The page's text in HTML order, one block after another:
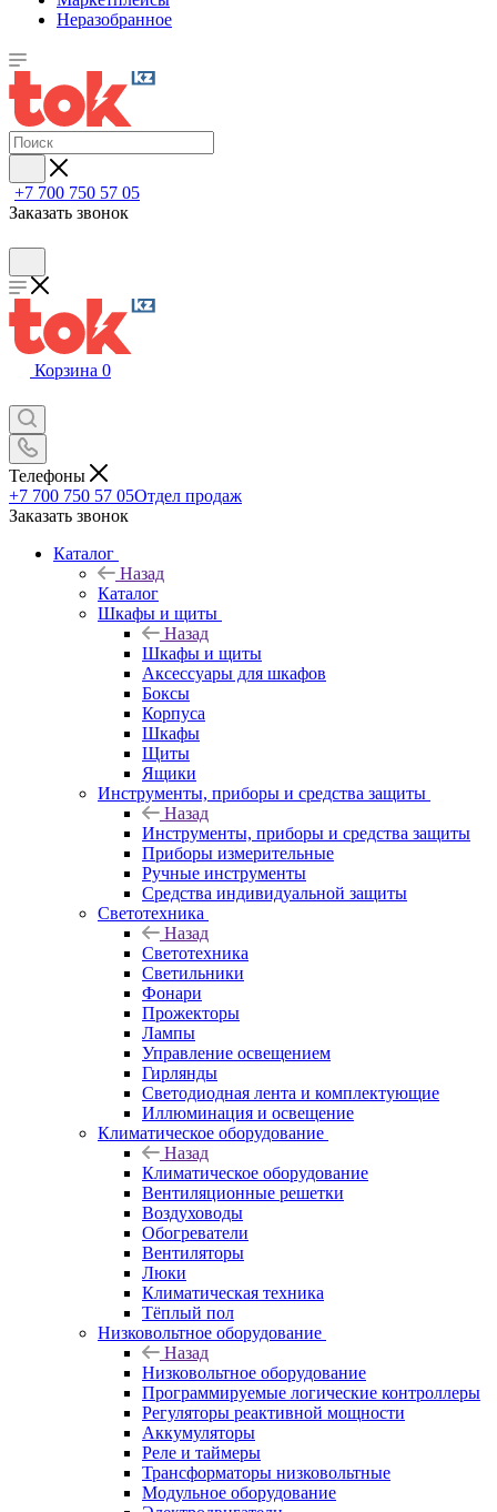
Неразобранное
+7 700 750 57 05
Заказать звонок
Корзина 0
Телефоны
+7 700 750 57 05Отдел продаж
Заказать звонок
Каталог
Назад
Каталог
Шкафы и щиты
Назад
Шкафы и щиты
Аксессуары для шкафов
Боксы
Корпуса
Шкафы
Щиты
Ящики
Инструменты, приборы и средства защиты
Назад
Инструменты, приборы и средства защиты
Приборы измерительные
Ручные инструменты
Средства индивидуальной защиты
Светотехника
Назад
Светотехника
Светильники
Фонари
Прожекторы
Лампы
Управление освещением
Гирлянды
Светодиодная лента и комплектующие
Иллюминация и освещение
Климатическое оборудование
Назад
Климатическое оборудование
Вентиляционные решетки
Воздуховоды
Обогреватели
Вентиляторы
Люки
Климатическая техника
Тёплый пол
Низковольтное оборудование
Назад
Низковольтное оборудование
Программируемые логические контроллеры
Регуляторы реактивной мощности
Аккумуляторы
Реле и таймеры
Трансформаторы низковольтные
Модульное оборудование